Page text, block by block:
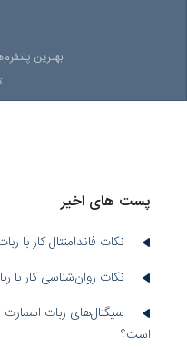
بهترین
پست های اخیر
نکات فاندامنتال کار با
نکات روان‌شناسی کار با
سیگنال‌های ربات
است؟